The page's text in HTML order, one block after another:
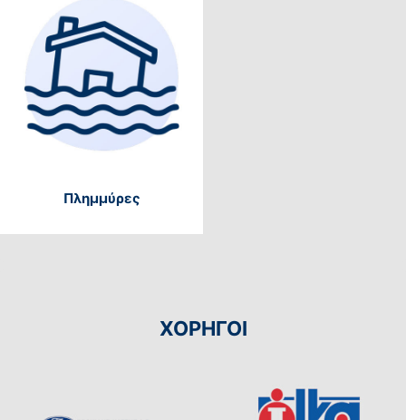
Πλημμύρες
ΧΟΡΗΓΟΙ